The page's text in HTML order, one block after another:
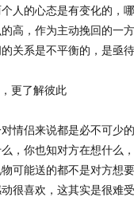
的心态是有变化的，哪
高，作为主动挽回的一
关系是不平衡的，是亟待
更了解彼此
侣来说都是必不可少的
，你也知对方在想什么
可能送的都不是对方想
很喜欢，这其实是很难